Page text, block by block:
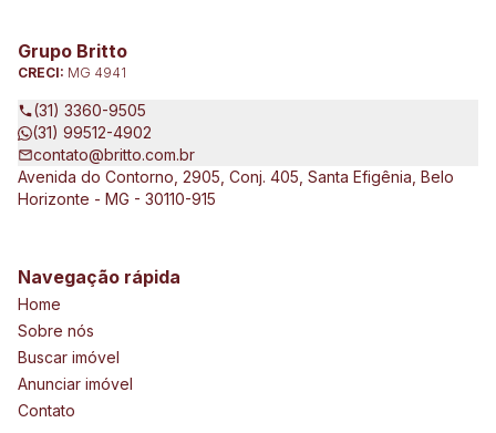
investimentos ligados ao mercado imobiliário, construção civil,
incorporação de empreendimentos, avaliações e perícias de
imóveis urbanos e rurais. Atuamos no Brasil e no exterior, junto
a clientes exigentes e de vários tipos e porte, que pretendem
expandir seus negócios.
Grupo Britto
CRECI: MG 4941
(31) 3360-9505
(31) 99512-4902
contato@britto.com.br
Avenida do Contorno, 2905, Conj. 405, Santa Efigênia, Belo
Horizonte - MG - 30110-915
Navegação rápida
Home
Sobre nós
Buscar imóvel
Anunciar imóvel
Contato